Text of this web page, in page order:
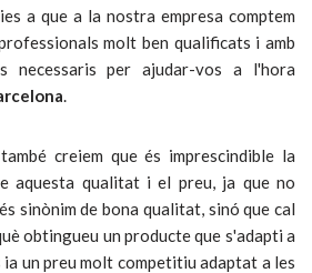
a que a la nostra empresa comptem
molt ben qualificats i amb
necessaris per ajudar-vos a l'hora
creiem que és imprescindible la
aquesta qualitat i el preu, ja que no
sinònim de bona qualitat, sinó que cal
obtingueu un producte que s'adapti a
un preu molt competitiu adaptat a les